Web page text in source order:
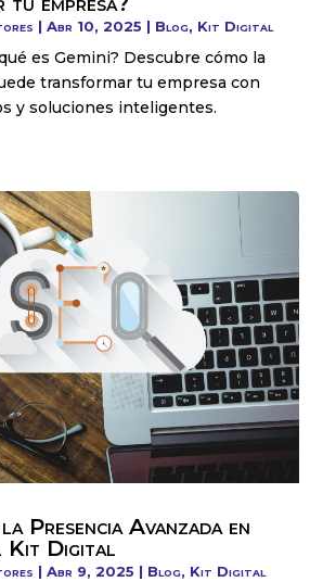
|Abr 10, 2025 | Blog, Kit Digital
es Gemini? Descubre cómo la
transformar tu empresa con
y soluciones inteligentes.
Presencia Avanzada en
Kit Digital
|Abr 9, 2025 | Blog, Kit Digital